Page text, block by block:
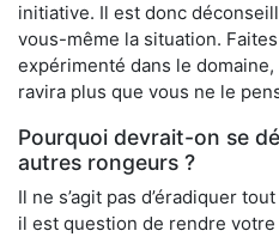
initiative. Il est donc
vous-même la situation.
expérimenté dans le
ravira plus que vous ne le
Pourquoi devrait-on se
autres rongeurs ?
Il ne s’agit pas d’éradiquer
il est question de rendre